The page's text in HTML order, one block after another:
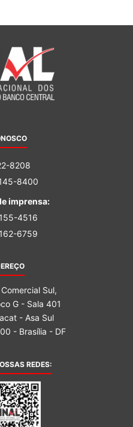
8208
8400
imprensa:
4516
6759
Sul,
G - Sala 401
- Asa Sul
- Brasília - DF
REDES: